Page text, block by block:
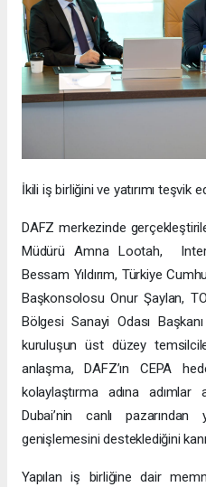
İkili iş birliğini ve yatırımı teşvik
DAFZ merkezinde
Müdürü Amna Lootah,
Bessam Yıldırım, Türkiye
Başkonsolosu Onur Şaylan,
Bölgesi Sanayi Odası
kuruluşun üst düzey
anlaşma, DAFZ’ın CEPA
kolaylaştırma adına adımlar
Dubai’nin canlı
genişlemesini desteklediğini
Yapılan iş birliğine dair